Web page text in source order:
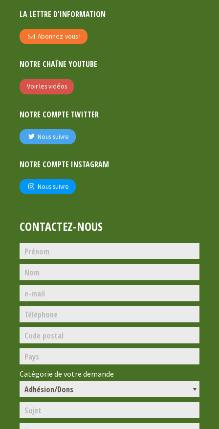
LA LETTRE D'INFORMATION
Abonnez-vous !
NOTRE CHAÎNE YOUTUBE
Voir les vidéos
NOTRE COMPTE TWITTER
Nous suivre
NOTRE COMPTE INSTAGRAM
Nous suivre
CONTACTEZ-NOUS
Catégorie de votre demande